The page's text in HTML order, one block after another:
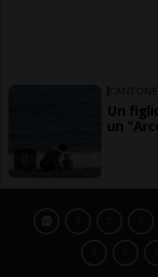
CANTONE
Un
un